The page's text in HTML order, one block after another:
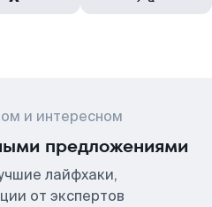
и интересном
предложениями
лайфхаки,
от экспертов